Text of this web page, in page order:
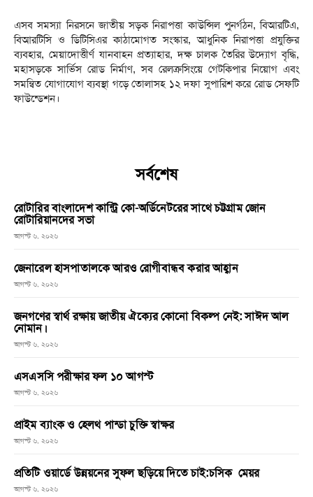
এসব সমস্যা নিরসনে জাতীয় সড়ক নিরাপত্তা কাউন্সিল পুনর্গঠন, বিআরটিএ,
বিআরটিসি ও ডিটিসিএর কাঠামোগত সংস্কার, আধুনিক নিরাপত্তা প্রযুক্তির
ব্যবহার, মেয়াদোত্তীর্ণ যানবাহন প্রত্যাহার, দক্ষ চালক তৈরির উদ্যোগ বৃদ্ধি,
মহাসড়কে সার্ভিস রোড নির্মাণ, সব রেলক্রসিংয়ে গেটকিপার নিয়োগ এবং
সমন্বিত যোগাযোগ ব্যবস্থা গড়ে তোলাসহ ১২ দফা সুপারিশ করে রোড সেফটি
ফাউন্ডেশন।
সর্বশেষ
রোটারির বাংলাদেশ কান্ট্রি কো-অর্ডিনেটরের সাথে চট্টগ্রাম জোন
রোটারিয়ানদের সভা
আগস্ট ৬, ২০২৬
জেনারেল হাসপাতালকে আরও রোগীবান্ধব করার আহ্বান
আগস্ট ৬, ২০২৬
জনগণের স্বার্থ রক্ষায় জাতীয় ঐক্যের কোনো বিকল্প নেই: সাঈদ আল
নোমান।
আগস্ট ৬, ২০২৬
এসএসসি পরীক্ষার ফল ১০ আগস্ট
আগস্ট ৬, ২০২৬
প্রাইম ব্যাংক ও হেলথ পান্ডা চুক্তি স্বাক্ষর
আগস্ট ৬, ২০২৬
প্রতিটি ওয়ার্ডে উন্নয়নের সুফল ছড়িয়ে দিতে চাই:চসিক মেয়র
আগস্ট ৬, ২০২৬